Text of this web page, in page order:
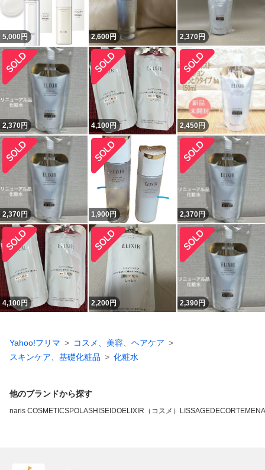
5,000 円 2,600円 2,370円
2,370円 4,100円 2,450円
2,370円 1,900円 2,370円
4,100円 2,200円 2,390円
Yahoo!フリマ
コスメ、美容、ヘアケア
スキンケア、基礎化粧品
化粧水
他のブランドから探す
naris COSMETICSPOLASHISEIDOELIXIR（コスメ） LISSAGEDECORTE